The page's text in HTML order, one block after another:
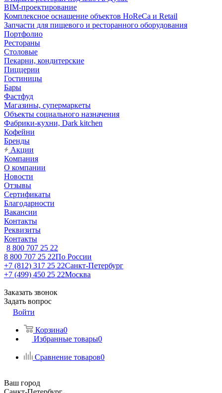
BIM-проектирование
Комплексное оснащение объектов HoReCa и Retail
Запчасти для пищевого и ресторанного оборудования
Портфолио
Рестораны
Столовые
Пекарни, кондитерские
Пиццерии
Гостиницы
Бары
Фастфуд
Магазины, супермаркеты
Объекты социального назначения
Фабрики-кухни, Dark kitchen
Кофейни
Бренды
Акции
Компания
О компании
Новости
Отзывы
Сертификаты
Благодарности
Вакансии
Контакты
Реквизиты
Контакты
8 800 707 25 22
8 800 707 25 22По России
+7 (812) 317 25 22Санкт-Петербург
+7 (499) 450 25 22Москва
Заказать звонок
Задать вопрос
Войти
Корзина0
Избранные товары0
Сравнение товаров0
Ваш город